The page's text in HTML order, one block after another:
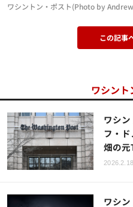
ワシントン・ポスト(Photo by
この記事
ワシント
ワシ
フ・
畑の
ワシ